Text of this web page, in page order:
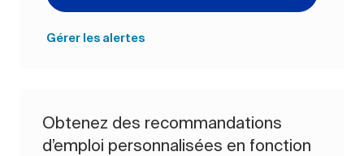
Gérer les alertes
Obtenez des recommandations
d’emploi personnalisées en fonction